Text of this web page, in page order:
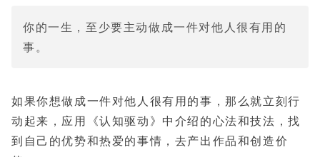
你的一生，至少要主动做成一件对他人很有用的
事。
如果你想做成一件对他人很有用的事，那么就立刻行
动起来，应用《认知驱动》中介绍的心法和技法 ，找
到自己的优势和热爱的事情 ，去产出作品和创造价